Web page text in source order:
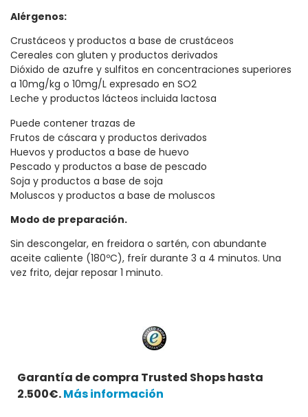
Alérgenos:
Crustáceos y productos a base de crustáceos
Cereales con gluten y productos derivados
Dióxido de azufre y sulfitos en concentraciones superiores
a 10mg/kg o 10mg/L expresado en SO2
Leche y productos lácteos incluida lactosa
Puede contener trazas de
Frutos de cáscara y productos derivados
Huevos y productos a base de huevo
Pescado y productos a base de pescado
Soja y productos a base de soja
Moluscos y productos a base de moluscos
Modo de preparación.
Sin descongelar, en freidora o sartén, con abundante
aceite caliente (180ºC), freír durante 3 a 4 minutos. Una
vez frito, dejar reposar 1 minuto.
Garantía de compra Trusted Shops hasta
2.500€.Más información